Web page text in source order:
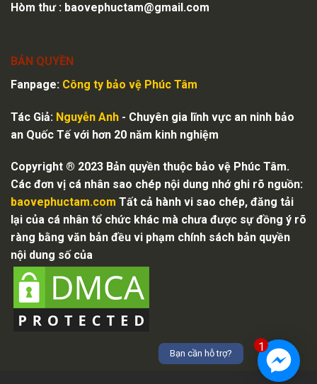
Hòm thư : baovephuctam@gmail.com
BẢN QUYỀN
Fanpage: Công ty bảo vệ Phúc Tâm
Tác Giả: Nguyễn Anh - Chuyên gia lĩnh vực an ninh bảo
an Quốc Tế với hơn 20 năm kinh nghiệm
Copyright ® 2023 Bản quyền thuộc bảo vệ Phúc Tâm.
Các đơn vị cá nhân sao chép nội dung nhớ ghi rõ nguồn:
baovephuctam.com Tất cả hành vi sao chép, đăng tải
lại của cá nhân tổ chức khác mà chưa được sự đồng ý rõ
ràng bằng văn bản đều vi phạm chính sách bản quyền
nội dung số của
1
Bạn cần hỗ trợ?